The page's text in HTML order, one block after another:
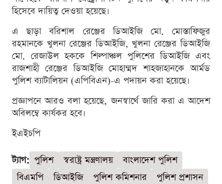
হিসেবে দায়িত্ব দেওয়া হয়েছে।
এ ছাড়া বরিশাল রেঞ্জের ডিআইজি মো. মোস্তাফিজুর
রহমানকে খুলনা রেঞ্জের ডিআইজি, খুলনা রেঞ্জের ডিআইজি
মো. রেজাউল হককে শিল্পাঞ্চল পুলিশের ডিআইজি এবং
রাজশাহী রেঞ্জের ডিআইজি মোহাম্মদ শাহজাহানকে আর্মড
পুলিশ ব্যাটালিয়ন (এপিবিএন)-এ পদায়ন করা হয়েছে।
প্রজ্ঞাপনে আরও বলা হয়েছে, জনস্বার্থে জারি করা এ আদেশ
অবিলম্বে কার্যকর হবে।
ইএইচপি
ট্যাগ: পুলিশ স্বরাষ্ট্র মন্ত্রণালয়
বাংলাদেশ পুলিশ
বিএমপি
ডিআইজি পুলিশ কমিশনার
পুলিশ প্রশাসন